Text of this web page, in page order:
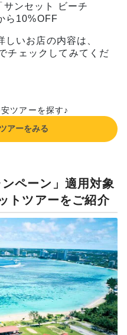
サンセット ビーチ
ら10%OFF
いお店の内容は、
チェックしてみてくだ
ツアーを探す♪
アーをみる
ペーン」適用対象
トツアーをご紹介